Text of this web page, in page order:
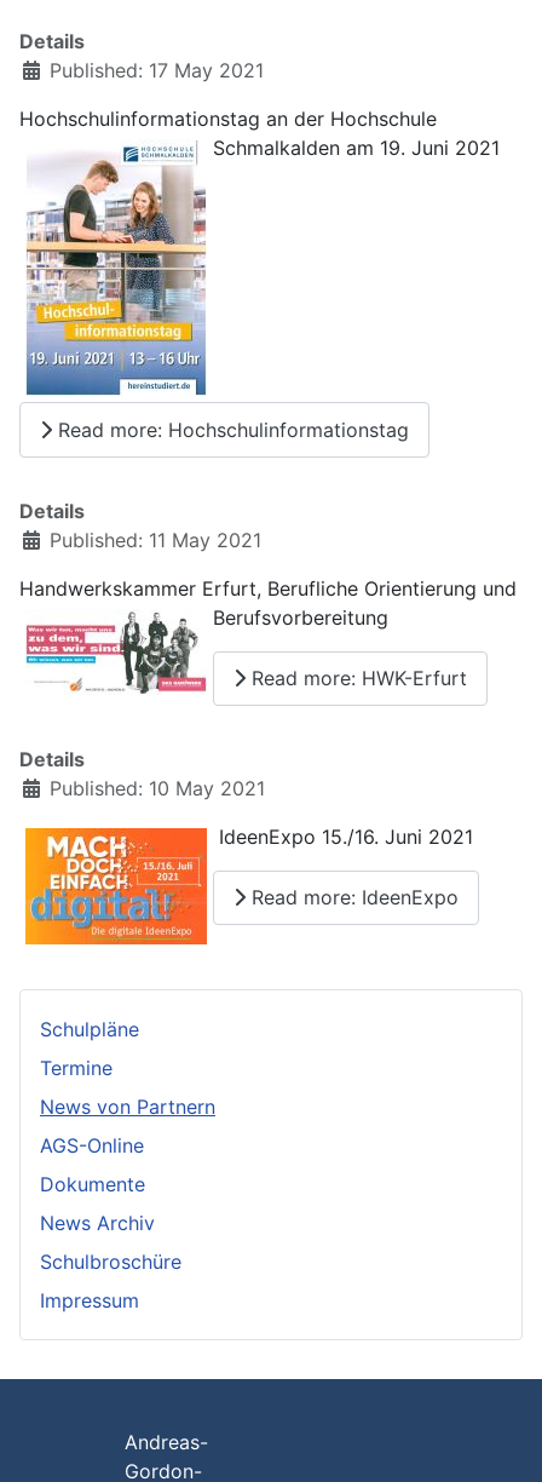
Details
Published: 17 May 2021
Hochschulinformationstag an der Hochschule
Schmalkalden am 19. Juni 2021
Read more: Hochschulinformationstag
Details
Published: 11 May 2021
Handwerkskammer Erfurt, Berufliche Orientierung und
Berufsvorbereitung
Read more: HWK-Erfurt
Details
Published: 10 May 2021
IdeenExpo 15./16. Juni 2021
Read more: IdeenExpo
Schulpläne
Termine
News von Partnern
AGS-Online
Dokumente
News Archiv
Schulbroschüre
Impressum
Andreas-
Gordon-